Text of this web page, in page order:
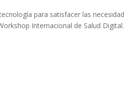
para satisfacer las
Internacional de Salud